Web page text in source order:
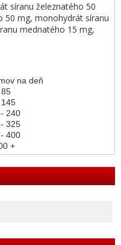
síranu železnatého 50
50 mg, monohydrát síranu
mednatého 15 mg,
na deň
240
325
400
+